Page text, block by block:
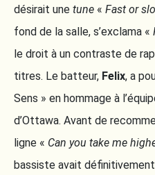
désirait une tune « Fast or
fond de la salle, s’exclama «
le droit à un contraste de
titres. Le batteur, Felix, a
Sens » en hommage à
d’Ottawa. Avant de
ligne « Can you take me
bassiste avait